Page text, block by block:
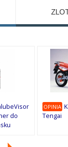
do
OPINIA
Tengai